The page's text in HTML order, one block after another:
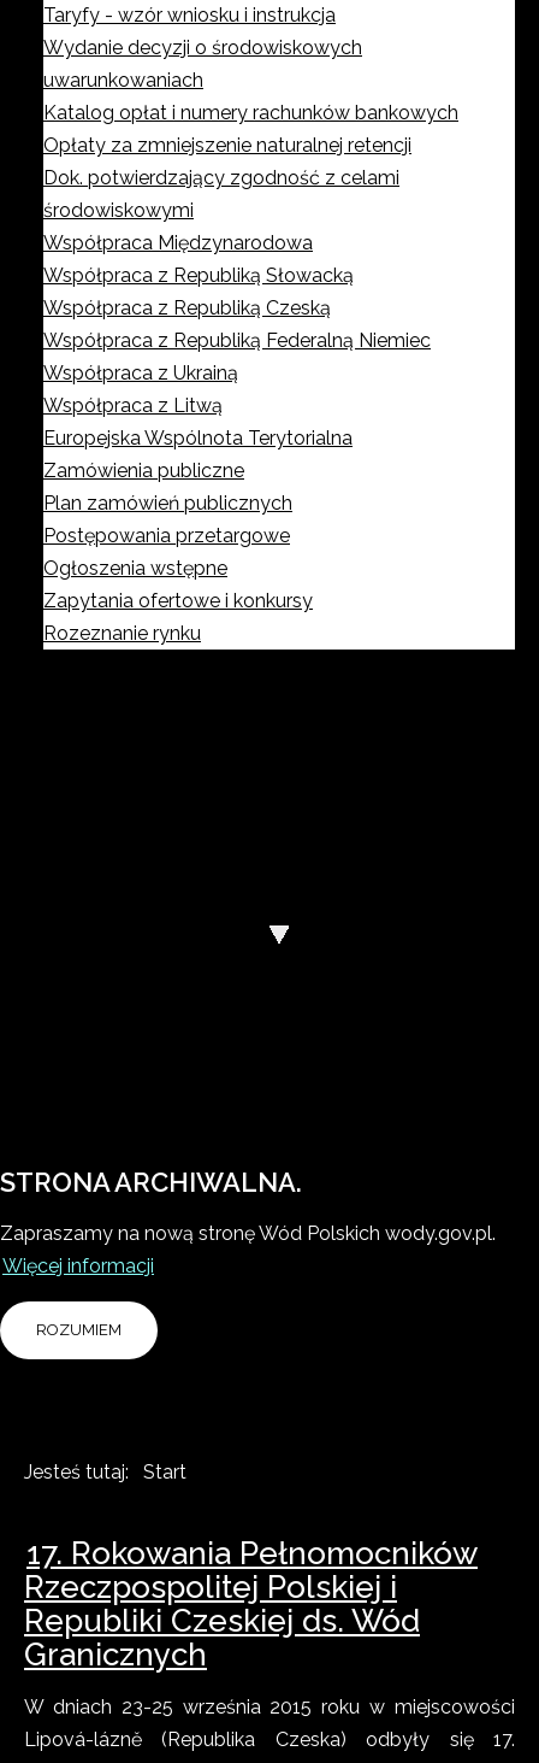
Taryfy - wzór wniosku i instrukcja
Wydanie decyzji o środowiskowych
uwarunkowaniach
Katalog opłat i numery rachunków bankowych
Opłaty za zmniejszenie naturalnej retencji
Dok. potwierdzający zgodność z celami
środowiskowymi
Współpraca Międzynarodowa
Współpraca z Republiką Słowacką
Współpraca z Republiką Czeską
Współpraca z Republiką Federalną Niemiec
Współpraca z Ukrainą
Współpraca z Litwą
Europejska Wspólnota Terytorialna
Zamówienia publiczne
Plan zamówień publicznych
Postępowania przetargowe
Ogłoszenia wstępne
Zapytania ofertowe i konkursy
Rozeznanie rynku
STRONA ARCHIWALNA.
Zapraszamy na nową stronę Wód Polskich wody.gov.pl.
Więcej informacji
ROZUMIEM
Jesteś tutaj: Start
17. Rokowania Pełnomocników
Rzeczpospolitej Polskiej i
Republiki Czeskiej ds. Wód
Granicznych
W dniach 23-25 września 2015 roku w miejscowości
Lipová-lázně (Republika Czeska) odbyły się 17.